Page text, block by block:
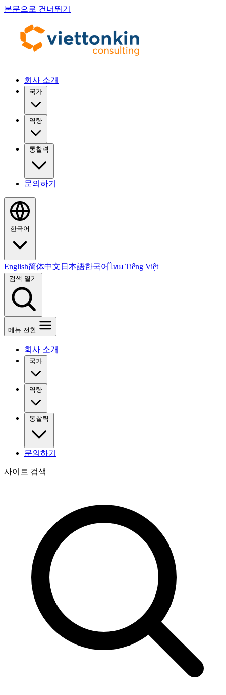
본문으로 건너뛰기
회사 소개
국가
역량
통찰력
문의하기
한국어
English简体中文 日本語한국어ไทย Tiếng Việt
검색 열기
메뉴 전환
회사 소개
국가
역량
통찰력
문의하기
사이트 검색